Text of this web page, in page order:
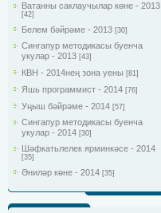
Ватанны саклаучылар көне - 2013
[42]
Белем бәйрәме - 2013 [30]
Сингапур методикасы буенча
укулар - 2013 [43]
КВН - 2014нең зона уены [81]
Яшь программист - 2014 [76]
Уңыш бәйрәме - 2014 [57]
Сингапур методикасы буенча
укулар - 2014 [30]
Шәфкатьлелек ярминкәсе - 2014
[35]
Әниләр көне - 2014 [35]